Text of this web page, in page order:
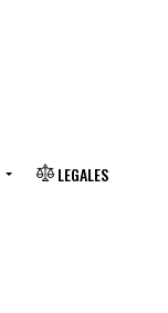
LEGALES